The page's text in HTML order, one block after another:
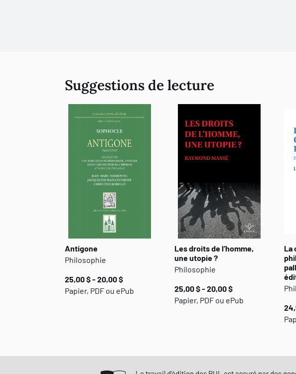
Suggestions de lecture
Antigone
Philosophie
25,00 $ - 20,00 $
Papier, PDF ou ePub
Les droits de l’homme,
une utopie ?
Philosophie
25,00 $ - 20,00 $
Papier, PDF ou ePub
La